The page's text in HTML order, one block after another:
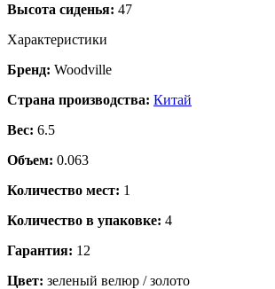
Высота сиденья: 47
Характеристики
Бренд: Woodville
Страна производства: Китай
Вес: 6.5
Объем: 0.063
Количество мест: 1
Количество в упаковке: 4
Гарантия: 12
Цвет: зеленый велюр / золото